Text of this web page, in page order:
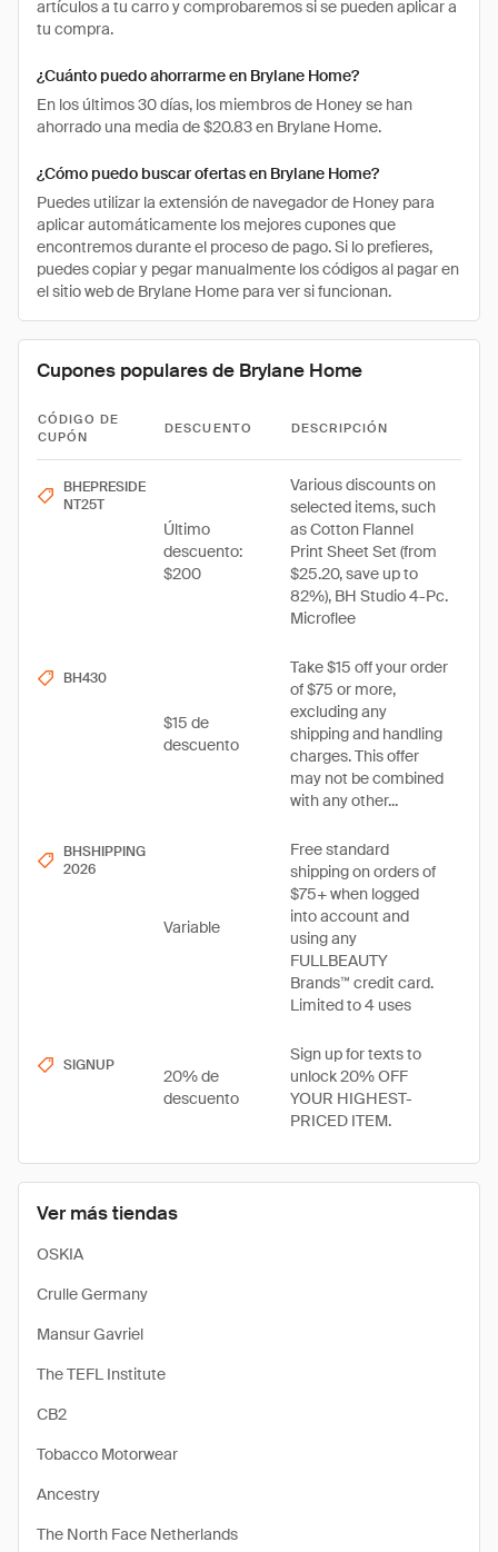
Ver más tiendas
OSKIA
Crulle Germany
Mansur Gavriel
The TEFL Institute
CB2
Tobacco Motorwear
Ancestry
The North Face Netherlands
artículos a tu carro y comprobaremos si se pueden aplicar a
tu compra.
¿Cuánto puedo ahorrarme en Brylane Home?
En los últimos 30 días, los miembros de Honey se han
ahorrado una media de $20.83 en Brylane Home.
¿Cómo puedo buscar ofertas en Brylane Home?
Puedes utilizar la extensión de navegador de Honey para
aplicar automáticamente los mejores cupones que
encontremos durante el proceso de pago. Si lo prefieres,
puedes copiar y pegar manualmente los códigos al pagar en
el sitio web de Brylane Home para ver si funcionan.
Cupones populares de Brylane Home
CÓDIGO DE
CUPÓN
DESCUENTO DESCRIPCIÓN
BHEPRESIDE
NT25T
Último
descuento:
$200
Various discounts on
selected items, such
as Cotton Flannel
Print Sheet Set (from
$25.20, save up to
82%), BH Studio 4-Pc.
Microflee
BH430
$15 de
descuento
Take $15 off your order
of $75 or more,
excluding any
shipping and handling
charges. This offer
may not be combined
with any other...
BHSHIPPING
2026
Variable
Free standard
shipping on orders of
$75+ when logged
into account and
using any
FULLBEAUTY
Brands™ credit card.
Limited to 4 uses
SIGNUP
20% de
descuento
Sign up for texts to
unlock 20% OFF
YOUR HIGHEST-
PRICED ITEM.